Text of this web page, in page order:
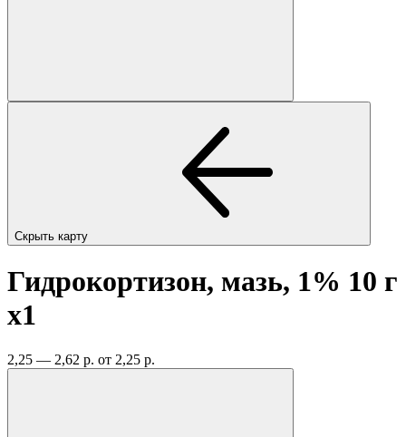
Скрыть карту
Гидрокортизон, мазь, 1% 10 г
x1
2,25 — 2,62 р. от 2,25 р.